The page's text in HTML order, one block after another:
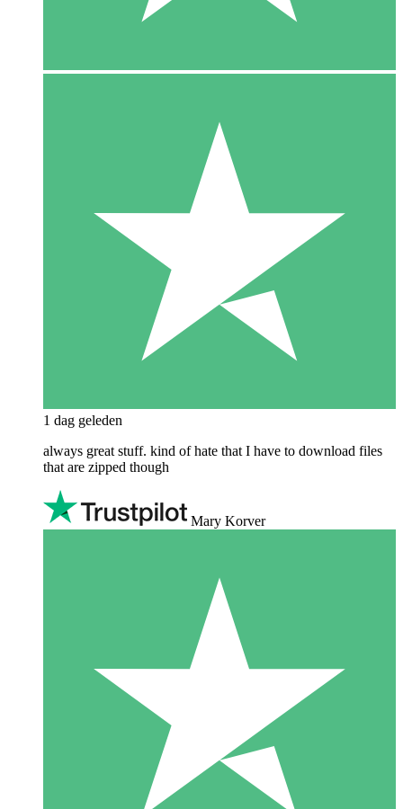
1 dag geleden
always great stuff. kind of hate that I have to download files
that are zipped though
Mary Korver